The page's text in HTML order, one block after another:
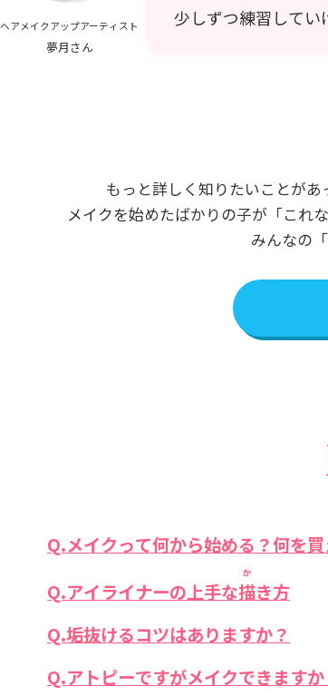
ヘアメイクアップアーティスト
夢月さん
少しずつ練習してい
もっと詳しく知りたいことがあ
メイクを始めたばかりの子が「これ
みんなの
Q.メイクって何から始める？何を買
Q.アイライナーの上手な描
か
き方
Q.垢抜けるコツはありますか？
Q.アトピーですがメイクできますか